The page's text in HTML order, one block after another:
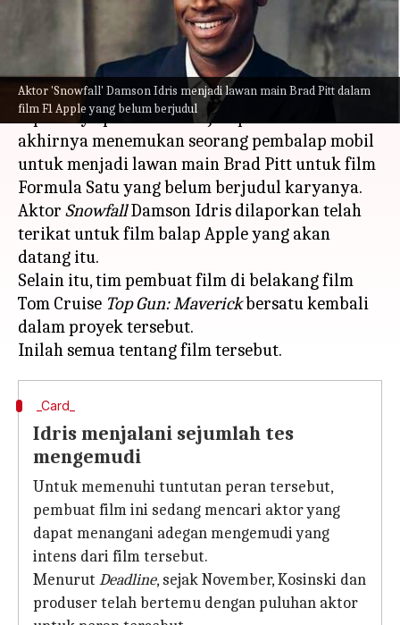
Aktor 'Snowfall' Damson Idris menjadi lawan main Brad Pitt dalam
film F1 Apple yang belum berjudul
11:10 am
Setelah berbulan-bulan berspekulasi,
sepertinya pembuat film Joseph Kosinski
akhirnya menemukan seorang pembalap mobil
untuk menjadi lawan main Brad Pitt untuk film
Formula Satu yang belum berjudul karyanya.
Aktor SnowfallDamson Idris dilaporkan telah
terikat untuk film balap Apple yang akan
datang itu.
Selain itu, tim pembuat film di belakang film
Tom Cruise Top Gun: Maverickbersatu kembali
dalam proyek tersebut.
_Card_
Idris menjalani sejumlah tes
mengemudi
Untuk memenuhi tuntutan peran tersebut,
pembuat film ini sedang mencari aktor yang
dapat menangani adegan mengemudi yang
intens dari film tersebut.
Menurut Deadline, sejak November, Kosinski dan
produser telah bertemu dengan puluhan aktor